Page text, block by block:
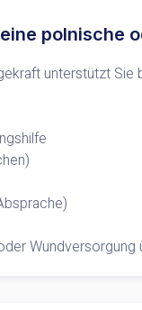
polnische
unterstützt Sie